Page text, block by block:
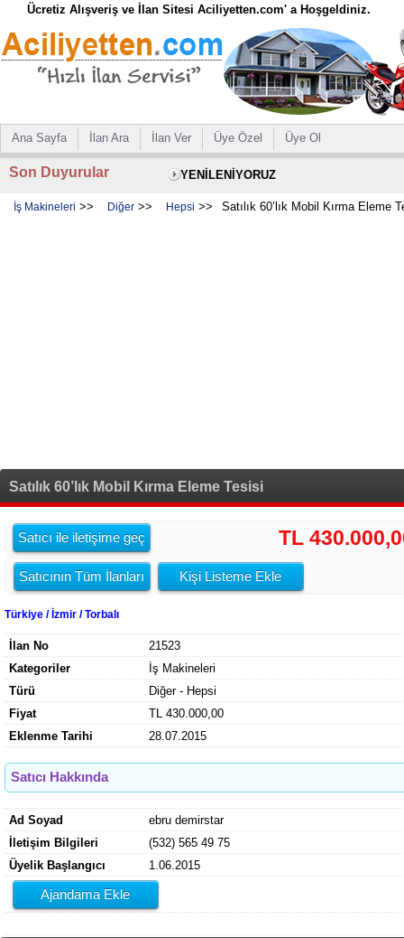
Ücretiz Alışveriş ve İlan Sitesi Aciliyetten.com' a Hoşgeldiniz.
Ana Sayfa İlan Ara İlan Ver Üye Özel Üye Ol
Son Duyurular YENİLENİYORUZ
İş Makineleri >> Diğer >> Hepsi >> Satılık 60’lık Mobil Kırma Eleme
Satılık 60’lık Mobil Kırma Eleme Tesisi
Satıcı ile iletişime geç TL
Satıcının Tüm İlanları Kişi Listeme Ekle
Türkiye / İzmir / Torbalı
İlan No
21523
Kategoriler
İş Makineleri
Türü
Diğer - Hepsi
Fiyat
TL 430.000,00
Eklenme Tarihi
28.07.2015
Satıcı Hakkında
Ad Soyad
ebru demirstar
İletişim Bilgileri
(532) 565 49 75
Üyelik Başlangıcı
1.06.2015
Ajandama Ekle